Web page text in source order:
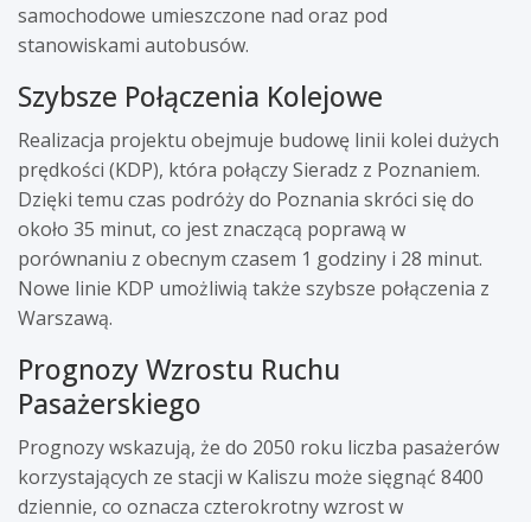
samochodowe umieszczone nad oraz pod
stanowiskami autobusów.
Szybsze Połączenia Kolejowe
Realizacja projektu obejmuje budowę linii kolei dużych
prędkości (KDP), która połączy Sieradz z Poznaniem.
Dzięki temu czas podróży do Poznania skróci się do
około 35 minut, co jest znaczącą poprawą w
porównaniu z obecnym czasem 1 godziny i 28 minut.
Nowe linie KDP umożliwią także szybsze połączenia z
Warszawą.
Prognozy Wzrostu Ruchu
Pasażerskiego
Prognozy wskazują, że do 2050 roku liczba pasażerów
korzystających ze stacji w Kaliszu może sięgnąć 8400
dziennie, co oznacza czterokrotny wzrost w